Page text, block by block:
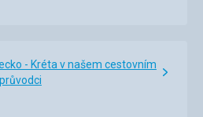
- Kréta v našem cestovním
průvodci